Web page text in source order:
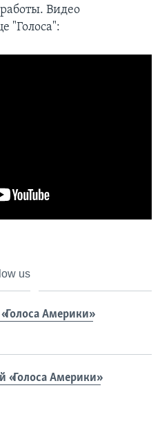
Видео
"Голоса":
us
Америки»
«Голоса Америки»